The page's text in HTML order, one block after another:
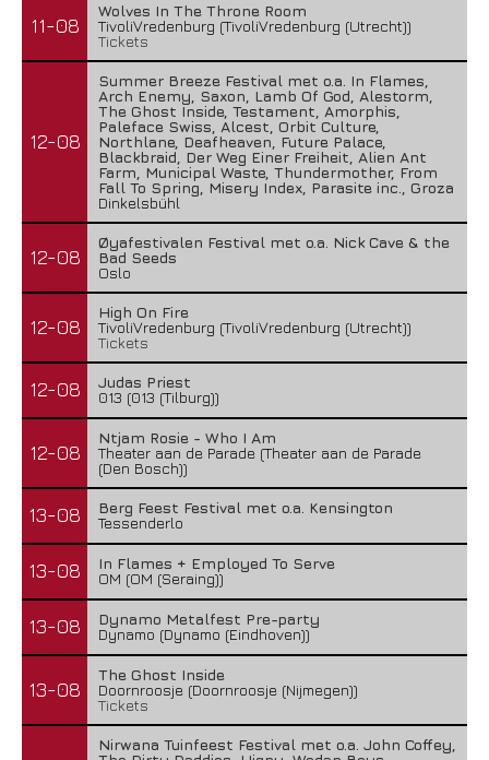
11-08
Wolves In The Throne Room
TivoliVredenburg (TivoliVredenburg (Utrecht))
Tickets
12-08
Summer Breeze Festival met o.a. In Flames,
Arch Enemy, Saxon, Lamb Of God, Alestorm,
The Ghost Inside, Testament, Amorphis,
Paleface Swiss, Alcest, Orbit Culture,
Northlane, Deafheaven, Future Palace,
Blackbraid, Der Weg Einer Freiheit, Alien Ant
Farm, Municipal Waste, Thundermother, From
Fall To Spring, Misery Index, Parasite inc., Groza
Dinkelsbühl
12-08
Øyafestivalen Festival met o.a. Nick Cave & the
Bad Seeds
Oslo
12-08
High On Fire
TivoliVredenburg (TivoliVredenburg (Utrecht))
Tickets
12-08
Judas Priest
013 (013 (Tilburg))
12-08
Ntjam Rosie - Who I Am
Theater aan de Parade (Theater aan de Parade
(Den Bosch))
13-08
Berg Feest Festival met o.a. Kensington
Tessenderlo
13-08
In Flames + Employed To Serve
OM (OM (Seraing))
13-08
Dynamo Metalfest Pre-party
Dynamo (Dynamo (Eindhoven))
13-08
The Ghost Inside
Doornroosje (Doornroosje (Nijmegen))
Tickets
Nirwana Tuinfeest Festival met o.a. John Coffey,